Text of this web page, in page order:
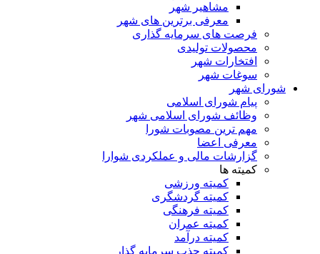
مشاهیر شهر
معرفی برترین های شهر
فرصت های سرمایه گذاری
محصولات تولیدی
افتخارات شهر
سوغات شهر
شورای شهر
پیام شورای اسلامی
وظائف شورای اسلامی شهر
مهم ترین مصوبات شورا
معرفی اعضا
گزارشات مالی و عملکردی شوارا
کمیته ها
کمیته ورزشی
کمیته گردشگری
کمیته فرهنگی
کمیته عمران
کمیته درآمد
کمیته جذب سرمایه گذار